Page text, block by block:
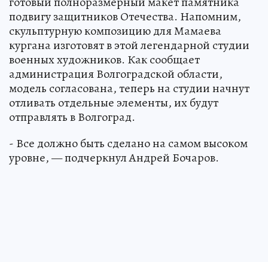
подвигу защитников Отечества. Напомним,
скульптурную композицию для Мамаева
кургана изготовят в этой легендарной студии
военных художников. Как сообщает
администрация Волгоградской области,
модель согласована, теперь на студии начнут
отливать отдельные элементы, их будут
отправлять в Волгоград.
- Все должно быть сделано на самом высоком
уровне, — подчеркнул Андрей Бочаров.